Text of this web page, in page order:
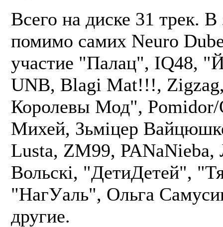
Всего на диске 31 трек. В
помимо самих Neuro
участие "Палац", IQ48,
UNB, Blagi Mat!!!,
Королевы Мод",
Михей, Зьміцер
Lusta, ZM99, PANaNieba,
Вольскі, "ДетиДетей",
"НагУаль", Ольга
другие.